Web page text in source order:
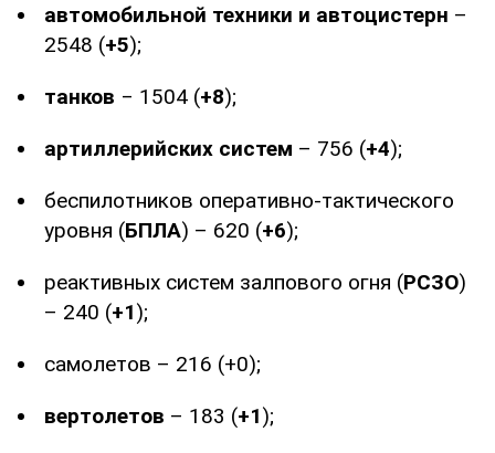
автомобильной техники и автоцистерн –
2548 (+5);
танков ‒ 1504 (+8);
артиллерийских систем – 756 (+4);
беспилотников оперативно-тактического
уровня (БПЛА) – 620 (+6);
реактивных систем залпового огня (РСЗО)
– 240 (+1);
самолетов – 216 (+0);
вертолетов – 183 (+1);